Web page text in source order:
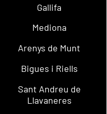
Gallifa
Mediona
Arenys de Munt
Bigues i Riells
Sant Andreu de
Llavaneres